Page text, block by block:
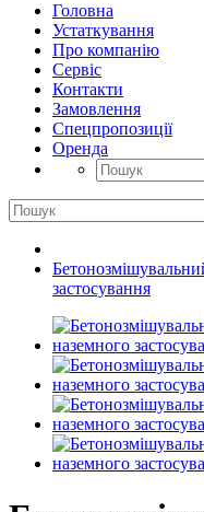
Головна
Устаткування
Про компанію
Сервіс
Контакти
Замовлення
Спецпропозиції
Оренда
застосування